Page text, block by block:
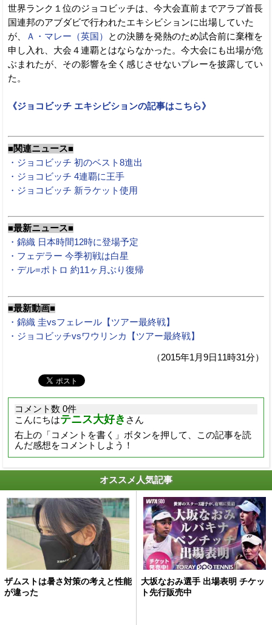
世界ランク１位のジョコビッチは、今大会直前までアラブ首長
国連邦のアブダビで行われたエキシビションに出場していた
が、
Ａ・マレー（英国）
との決勝を発熱のため試合前に棄権を
申し入れ、大会４連覇とはならなかった。今大会にも出場が危
ぶまれたが、その影響を全く感じさせないプレーを披露してい
た。
《ジョコビッチ エキシビションの記事はこちら》
■関連ニュース■
・ジョコビッチ 初のベスト8進出
・ジョコビッチ 4連覇に王手
・ジョコビッチ 新ラケット使用
■最新ニュース■
・錦織 日本時間12時に登場予定
・フェデラー 今季初戦は白星
・デル=ポトロ 約11ヶ月ぶり復帰
■最新動画■
・錦織 圭vsフェレール【ツアー最終戦】
・ジョコビッチvsワウリンカ【ツアー最終戦】
（2015年1月9日11時31分）
コメント数 0件
こんにちはテニス大好き さん
右上の「コメントを書く」ボタンを押して、この記事を読
んだ感想をコメントしよう！
オススメ人気記事
ザムストは暑さ対策の考えと性能
が違った
大坂なおみ選手 出場表明 チケッ
ト先行販売中